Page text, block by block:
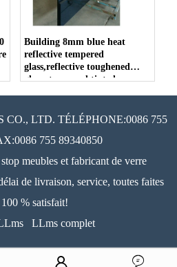
Building 8mm blue heat
reflective tempered
glass,reflective toughened
glass, tempered tinted
CO., LTD. TÉLÉPHONE:0086 755
755 89340850
meubles et fabricant de verre
de livraison, service, toutes faites
% satisfait!
LLms complet